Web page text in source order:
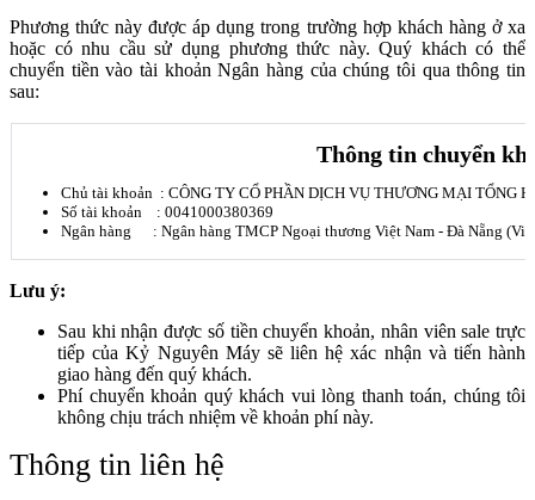
Phương thức này được áp dụng trong trường hợp khách hàng ở xa
hoặc có nhu cầu sử dụng phương thức này. Quý khách có thể
chuyển tiền vào tài khoản Ngân hàng của chúng tôi qua thông tin
sau:
Thông tin chuyển
Chủ tài khoản : CÔNG TY CỔ PHẦN DỊCH VỤ THƯƠNG MẠI TỔNG
Số tài khoản : 0041000380369
Ngân hàng : Ngân hàng TMCP Ngoại thương Việt Nam - Đà Nẵng
Lưu ý:
Sau khi nhận được số tiền chuyển khoản, nhân viên sale trực
tiếp của Kỷ Nguyên Máy sẽ liên hệ xác nhận và tiến hành
giao hàng đến quý khách.
Phí chuyển khoản quý khách vui lòng thanh toán, chúng tôi
không chịu trách nhiệm về khoản phí này.
Thông tin liên hệ